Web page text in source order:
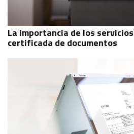
La importancia de los
certificada de documentos